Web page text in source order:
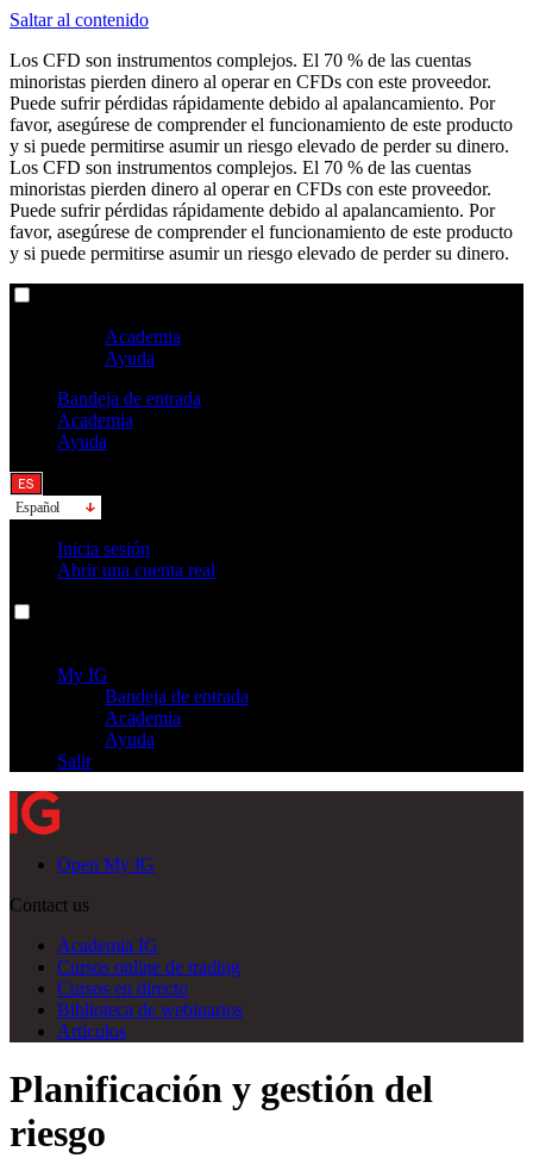
Saltar al contenido
Los CFD son instrumentos complejos. El 70 % de las cuentas
minoristas pierden dinero al operar en CFDs con este proveedor.
Puede sufrir pérdidas rápidamente debido al apalancamiento. Por
favor, asegúrese de comprender el funcionamiento de este producto
y si puede permitirse asumir un riesgo elevado de perder su dinero.
Los CFD son instrumentos complejos. El 70 % de las cuentas
minoristas pierden dinero al operar en CFDs con este proveedor.
Puede sufrir pérdidas rápidamente debido al apalancamiento. Por
favor, asegúrese de comprender el funcionamiento de este producto
y si puede permitirse asumir un riesgo elevado de perder su dinero.
Academia
Ayuda
Bandeja de entrada
Academia
Ayuda
Español
Inicia sesión
Abrir una cuenta real
My IG
Bandeja de entrada
Academia
Ayuda
Salir
Open My IG
Contact us
Academia IG
Cursos online de trading
Cursos en directo
Biblioteca de webinarios
Artículos
Planificación y gestión del
riesgo